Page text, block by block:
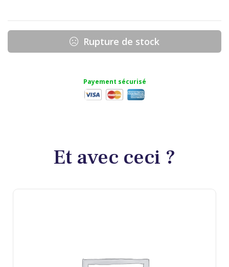
Rupture de stock
Payement sécurisé
Et avec ceci ?